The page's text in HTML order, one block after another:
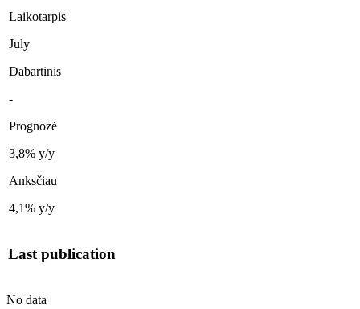
Laikotarpis
July
Dabartinis
-
Prognozė
3,8% y/y
Anksčiau
4,1% y/y
Last publication
No data